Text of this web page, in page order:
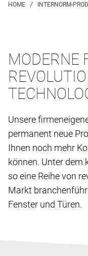
MODERNE
Unsere
permanent neue
Ihnen noch mehr
können. Unter dem
so eine Reihe von
Markt
Fenster und Türen.